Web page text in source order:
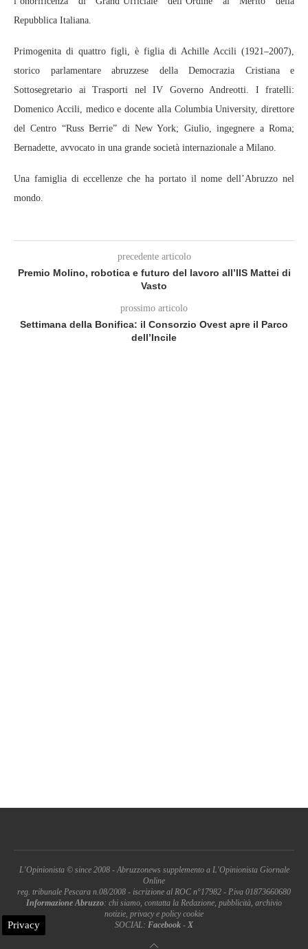
Repubblica Italiana.
Primogenita di quattro figli, è figlia di Achille Accili (1921–2007),
storico parlamentare abruzzese della Democrazia Cristiana e
Sottosegretario ai Trasporti nel IV Governo Andreotti. I fratelli:
Domenico Accili, medico e docente alla Columbia University, direttore
del Centro “Russ Berrie” di New York; Giulio, ingegnere a Roma;
Bernadette, avvocato in una grande società internazionale a Milano.
Una famiglia di eccellenze che ha portato il nome dell’Abruzzo nel
mondo.
precedente articolo
Premio Molino, robotica e futuro del lavoro all’IIS Mattei di
Vasto
prossimo articolo
Settimana della Bonifica: il Consorzio Ovest apre il Parco
dell’Incile
L'Opinionista © since 2008 - Abruzzonews supplemento a L'Opinionista Giornale
Online
reg. tribunale Pescara n.08/2008 - iscrizione al ROC n°17982 - P.iva 01873660680
Informazione Abruzzo: chi siamo, contatta la Redazione, pubblicità, archivio
notizie, privacy e policy cookie
SOCIAL: Facebook - X
Privacy